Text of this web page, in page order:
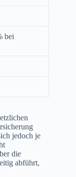
bei
jedoch je
die
abführt,